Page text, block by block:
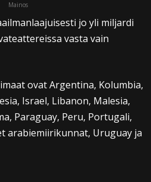
Mainos
jo yli miljardi
vasta vain
ovat Argentina, Kolumbia,
Israel, Libanon, Malesia,
Paraguay, Peru, Portugali,
arabiemiirikunnat, Uruguay ja